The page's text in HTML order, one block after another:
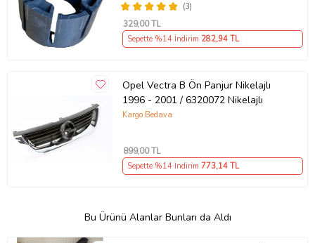
(3)
329,00 TL
Sepette %14 İndirim 282,94 TL
Opel Vectra B Ön Panjur Nikelajlı
1996 - 2001 / 6320072 Nikelajlı
Kargo Bedava
899,00 TL
Sepette %14 İndirim 773,14 TL
Bu Ürünü Alanlar Bunları da Aldı